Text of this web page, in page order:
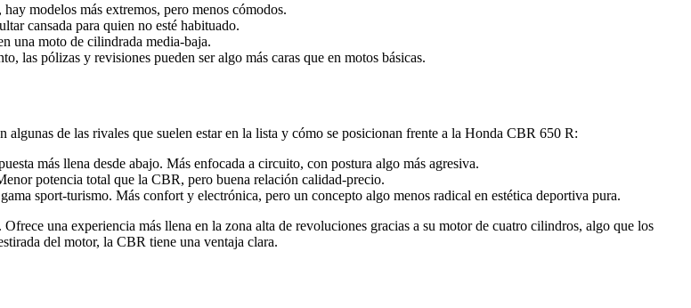
modelos más extremos, pero menos cómodos.
cansada para quien no esté habituado.
una moto de cilindrada media-baja.
las pólizas y revisiones pueden ser algo más caras que en motos básicas.
algunas de las rivales que suelen estar en la lista y cómo se posicionan frente a la Honda CBR 650 R:
más llena desde abajo. Más enfocada a circuito, con postura algo más agresiva.
potencia total que la CBR, pero buena relación calidad-precio.
sport-turismo. Más confort y electrónica, pero un concepto algo menos radical en estética deportiva pura.
una experiencia más llena en la zona alta de revoluciones gracias a su motor de cuatro cilindros, algo que los
del motor, la CBR tiene una ventaja clara.